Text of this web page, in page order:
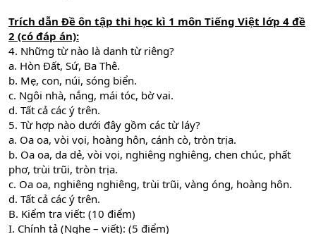
Trích dẫn Đề ôn tập thi học kì 1 môn Tiếng Việt lớp 4 đề
2 (có đáp án):
4. Những từ nào là danh từ riêng?
a. Hòn Đất, Sứ, Ba Thê.
b. Mẹ, con, núi, sóng biển.
c. Ngôi nhà, nắng, mái tóc, bờ vai.
d. Tất cả các ý trên.
5. Từ hợp nào dưới đây gồm các từ láy?
a. Oa oa, vòi vọi, hoàng hôn, cánh cò, tròn trịa.
b. Oa oa, da dẻ, vòi vọi, nghiêng nghiêng, chen chúc, phất
phơ, trùi trũi, tròn trịa.
c. Oa oa, nghiêng nghiêng, trùi trũi, vàng óng, hoàng hôn.
d. Tất cả các ý trên.
B. Kiểm tra viết: (10 điểm)
I. Chính tả (Nghe – viết): (5 điểm)